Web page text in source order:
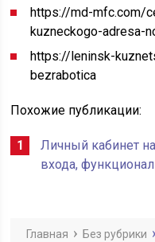
https://md-mfc.com/
kuzneckogo-adresa-
https://leninsk-
bezrabotica
Похожие публикации:
Личный кабинет
входа,
Главная Без рубрики